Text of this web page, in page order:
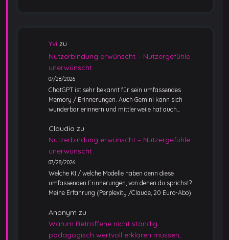
Yvi zu
Nutzerbindung erwünscht – Nutzergefühle
unerwünscht
07/28/2026
ChatGPT ist sehr bekannt für sein umfassendes
Memory / Erinnerungen. Auch Gemini kann sich
wunderbar erinnern und mittlerweile hat auch…
Claudia zu
Nutzerbindung erwünscht – Nutzergefühle
unerwünscht
07/28/2026
Welche KI / welche Modelle haben denn diese
umfassenden Erinnerungen, von denen du sprichst?
Meine Erfahrung (Perplexity /Claude, 20 Euro-Abo)…
Anonym zu
Warum Betroffene nicht ständig
pädagogisch wertvoll erklären müssen,